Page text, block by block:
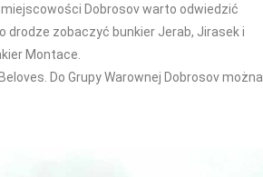
Dobrosov warto odwiedzić
drodze zobaczyć bunkier Jerab, Jirasek i
Montace.
Do Grupy Warownej Dobrosov można